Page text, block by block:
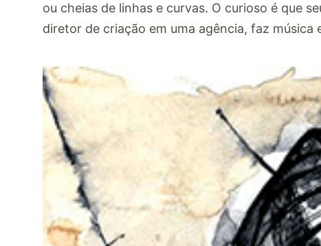
ou cheias de linhas e curvas. O curioso é que
diretor de criação em uma agência, faz música